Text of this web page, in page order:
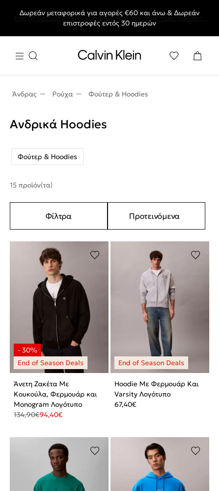
End of Season Deals: Αγαπημένα styles, στις τιμές που θες.
Δωρεάν μεταφορικά για αγορές €60 και άνω & Δωρεάν
επιστροφές εντός 30 ημερών
Άνδρας Ρούχα Φούτερ & Hoodies
Ανδρικά Hoodies
Φούτερ & Hoodies
15 προϊόν(τα)
Φίλτρα Προτεινόμενα
Άνετη Ζακέτα Με
Κουκούλα, Φερμουάρ και
Monogram Λογότυπο
134,90€94,40€
Hoodie Με Φερμουάρ Και
Varsity Λογότυπο
67,40€